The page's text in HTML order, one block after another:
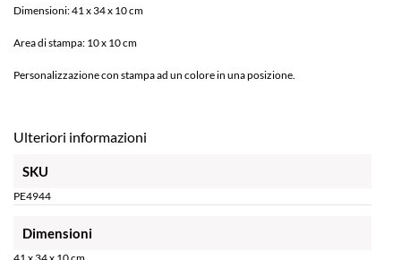
Dimensioni: 41 x 34 x 10 cm
Area di stampa: 10 x 10 cm
Personalizzazione con stampa ad un colore in una posizione.
Ulteriori informazioni
SKU
PE4944
Dimensioni